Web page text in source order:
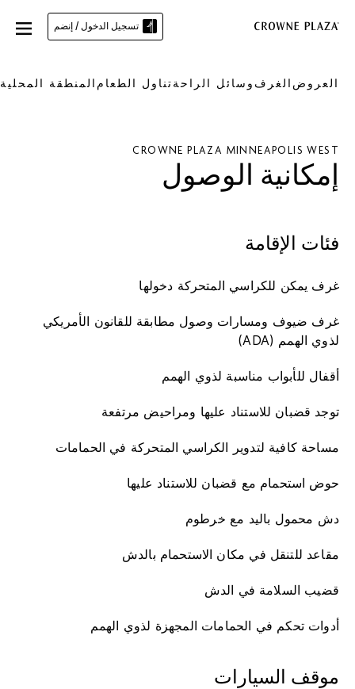
تسجيل الدخول / إنضم
العروض الغرف وسائل الراحةتناول الطعام المنطقة المحلية
CROWNE PLAZA MINNEAPOLIS WEST
إمكانية الوصول
فئات الإقامة
غرف يمكن للكراسي المتحركة دخولها
غرف ضيوف ومسارات وصول مطابقة للقانون الأمريكي
لذوي الهمم (ADA)
أقفال للأبواب مناسبة لذوي الهمم
توجد قضبان للاستناد عليها ومراحيض مرتفعة
مساحة كافية لتدوير الكراسي المتحركة في الحمامات
حوض استحمام مع قضبان للاستناد عليها
دش محمول باليد مع خرطوم
مقاعد للتنقل في مكان الاستحمام بالدش
قضيب السلامة في الدش
أدوات تحكم في الحمامات المجهزة لذوي الهمم
موقف السيارات